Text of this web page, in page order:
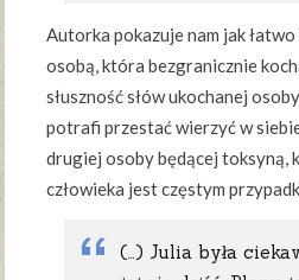
Autorka pokazuje nam jak
osobą, która bezgranicznie
słuszność słów ukochanej
potrafi przestać wierzyć w
drugiej osoby będącej
człowieka jest częstym
(…) Julia była